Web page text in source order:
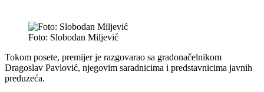
Foto: Slobodan Miljević
Tokom posete, premijer je razgovarao sa gradonačelnikom
Dragoslav Pavlović, njegovim saradnicima i predstavnicima javnih
preduzeća.